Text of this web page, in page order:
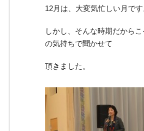
12月は、大変気忙しい月です
しかし、そんな時期だから
の気持ちで聞かせて
頂きました。